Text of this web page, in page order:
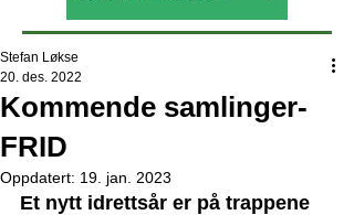
Kommende samlinger-
FRID
Stefan Løkse
20. des. 2022
Oppdatert: 19. jan. 2023
Et nytt idrettsår er på trappene